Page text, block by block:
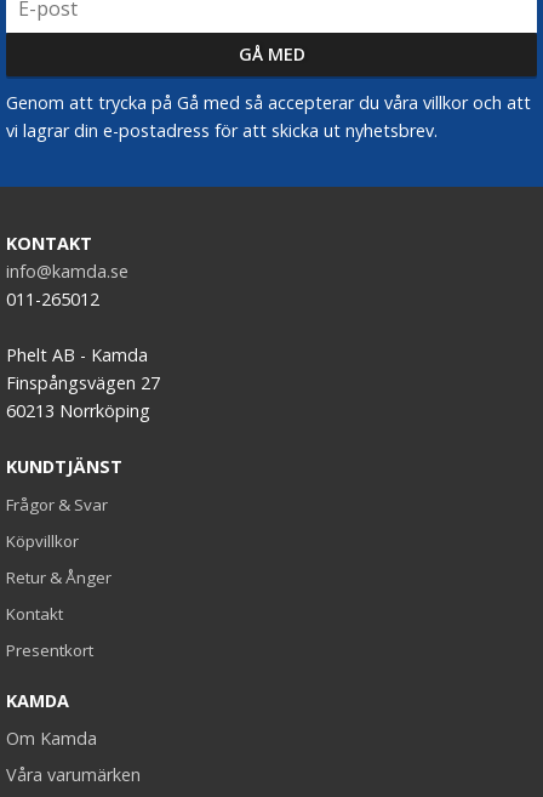
Genom att trycka på Gå med så accepterar du våra villkor och att
vi lagrar din e-postadress för att skicka ut nyhetsbrev.
KONTAKT
info@kamda.se
011-265012
Phelt AB - Kamda
Finspångsvägen 27
60213 Norrköping
KUNDTJÄNST
Frågor & Svar
Köpvillkor
Retur & Ånger
Kontakt
Presentkort
KAMDA
Om Kamda
Våra varumärken